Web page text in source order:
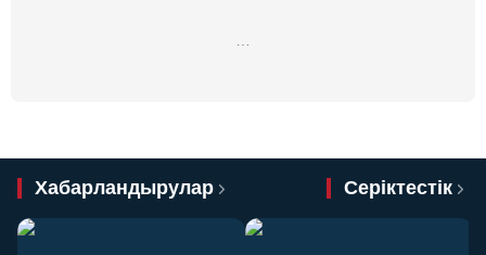
…
Хабарландырулар Серіктестік